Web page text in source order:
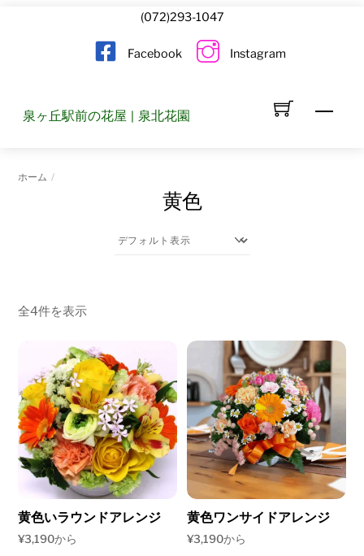
(072)293-1047
Facebook Instagram
泉ヶ丘駅前の花屋 | 泉北花園
ホーム
黄色
全4件を表示
黄色いラウンドアレンジ
¥3,190から
黄色ワンサイドアレンジ
¥3,190から